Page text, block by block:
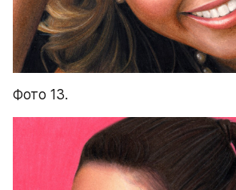
Фото 13.